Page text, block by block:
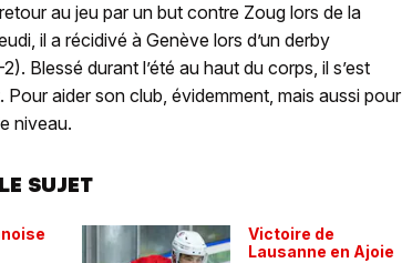
au jeu par un but contre Zoug lors de la
il a récidivé à Genève lors d’un derby
Blessé durant l’été au haut du corps, il s’est
aider son club, évidemment, mais aussi pour
niveau.
SUJET
Victoire de
Lausanne en Ajoie